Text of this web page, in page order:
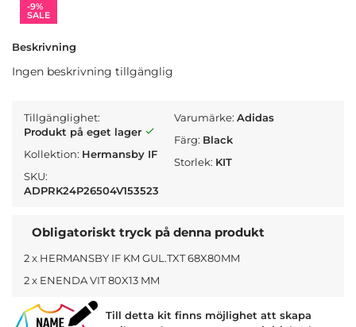
-9%
SALE
Beskrivning
Ingen beskrivning tillgänglig
Tillgänglighet:
Produkt på eget lager
Kollektion: Hermansby IF
SKU:
ADPRK24P26504V153523
Varumärke:Adidas
Färg: Black
Storlek: KIT
Obligatoriskt tryck på denna produkt
2 x HERMANSBY IF KM GUL.TXT 68X80MM
2 x ENENDA VIT 80X13 MM
Till detta kit finns möjlighet att skapa